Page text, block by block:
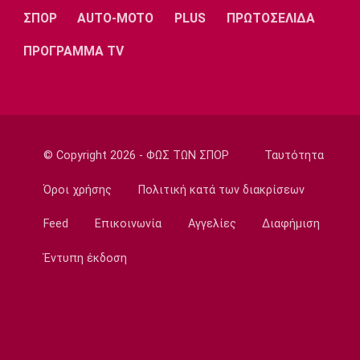
20:45
Ποδόσφαιρο - Διεθνή
Διαψεύδει ο Ινφαντίνο τις καταγγελίες
Super League 1
Ατρόμητος: Επαγγελματικό συμβόλαιο για
20:15
ΣΠΟΡ AUTO-MOTO PLUS ΠΡΩΤΟΣΕΛΙΔΑ
ΠΡΟΓΡΑΜΜΑ TV
© Copyright 2026 - ΦΩΣ ΤΩΝ ΣΠΟΡ Ταυτότητα
Όροι χρήσης Πολιτική κατά των διακρίσεων
Feed Επικοινωνία Αγγελίες Διαφήμιση
Έντυπη έκδοση